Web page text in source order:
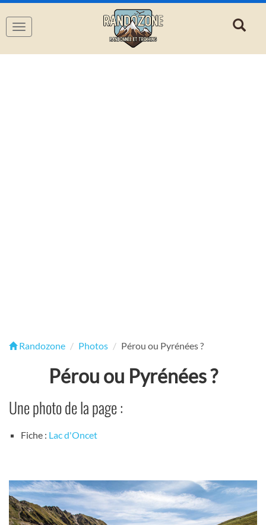
Navigation
Randozone Photos Pérou ou Pyrénées ?
Pérou ou Pyrénées ?
Une photo de la page :
Fiche : Lac d'Oncet